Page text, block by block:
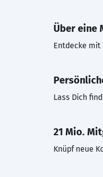
Über eine
Entdecke mit
Lass Dich
21 Mio.
Knüpf neue